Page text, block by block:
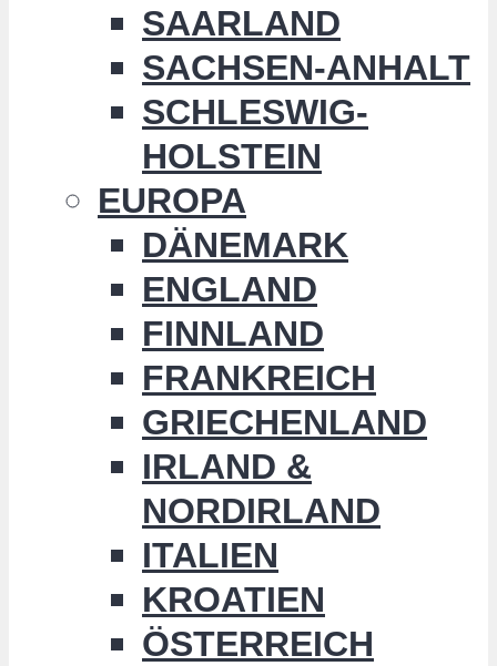
SAARLAND
SACHSEN-ANHALT
SCHLESWIG-
HOLSTEIN
EUROPA
DÄNEMARK
ENGLAND
FINNLAND
FRANKREICH
GRIECHENLAND
IRLAND &
NORDIRLAND
ITALIEN
KROATIEN
ÖSTERREICH